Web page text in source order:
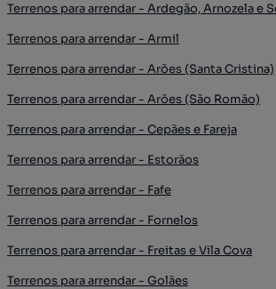
Terrenos para arrendar - Ardegão, Arnozela e
Terrenos para arrendar - Armil
Terrenos para arrendar - Arões (Santa Cristina)
Terrenos para arrendar - Arões (São Romão)
Terrenos para arrendar - Cepães e Fareja
Terrenos para arrendar - Estorãos
Terrenos para arrendar - Fafe
Terrenos para arrendar - Fornelos
Terrenos para arrendar - Freitas e Vila Cova
Terrenos para arrendar - Golães